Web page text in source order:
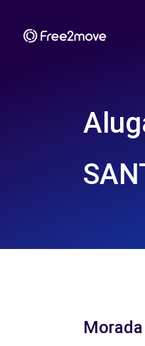
Morada